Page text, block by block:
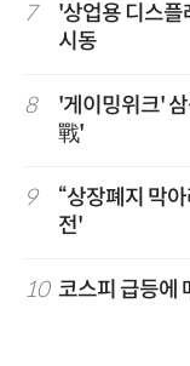
7
'상업용 디스
시동
8
'게이밍위크'
戰'
9
“상장폐지 막
전'
10 코스피 급등에